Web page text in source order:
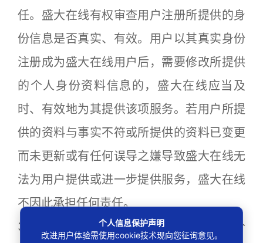
任。盛大在线有权审查用户注册所提供的身
份信息是否真实、有效。用户以其真实身份
注册成为盛大在线用户后，需要修改所提供
的个人身份资料信息的，盛大在线应当及
时、有效地为其提供该项服务。若用户所提
供的资料与事实不符或所提供的资料已变更
而未更新或有任何误导之嫌导致盛大在线无
法为用户提供或进一步提供服务，盛大在线
不因此承担任何责任。
3.2 用户注册成功后，盛大在线将给予每个
个人信息保护声明
改进用户体验需使用cookie技术现向您征询意见。